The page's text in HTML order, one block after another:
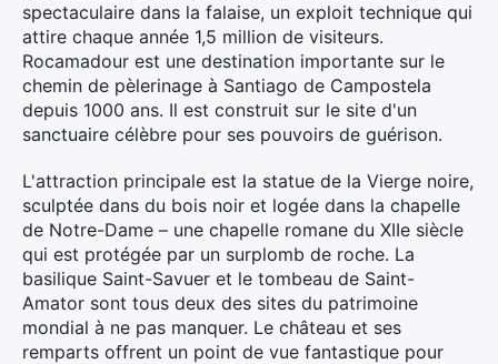
spectaculaire dans la falaise, un exploit technique qui
attire chaque année 1,5 million de visiteurs.
Rocamadour est une destination importante sur le
chemin de pèlerinage à Santiago de Campostela
depuis 1000 ans. Il est construit sur le site d'un
sanctuaire célèbre pour ses pouvoirs de guérison.
L'attraction principale est la statue de la Vierge noire,
sculptée dans du bois noir et logée dans la chapelle
de Notre-Dame – une chapelle romane du XIIe siècle
qui est protégée par un surplomb de roche. La
basilique Saint-Savuer et le tombeau de Saint-
Amator sont tous deux des sites du patrimoine
mondial à ne pas manquer. Le château et ses
remparts offrent un point de vue fantastique pour